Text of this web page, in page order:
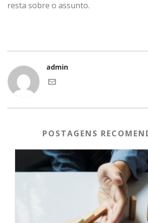
resta sobre o assunto.
admin
POSTAGENS